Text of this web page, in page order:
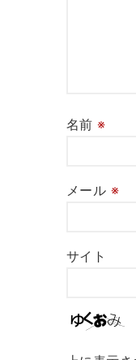
名前 ※
メール ※
サイト